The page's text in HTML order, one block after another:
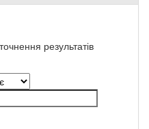
результатів